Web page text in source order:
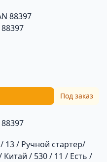
Под заказ
13 / Ручной стартер/
Китай / 530 / 11 / Есть /